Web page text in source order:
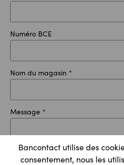
Bancontact utilise des
consentement, nous les
Numéro BCE
Nom du magasin *
Message *